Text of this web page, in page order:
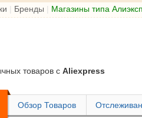
| Бренды | Магазины типа
товаров с Aliexpress
Обзор Товаров